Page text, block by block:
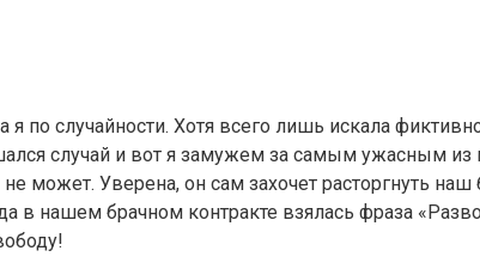
по случайности. Хотя всего лишь искала
случай и вот я замужем за самым ужасным из
может. Уверена, он сам захочет расторгнуть наш
в нашем брачном контракте взялась фраза